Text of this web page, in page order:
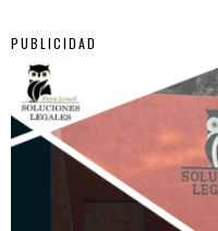
PUBLICIDAD